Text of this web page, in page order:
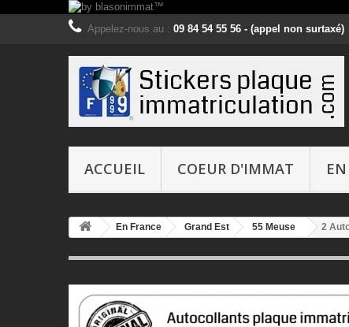
Appelez-nous au : 09 84 54 55 56 - (appel non surtaxé)
ACCUEIL COEUR D'IMMAT
En France Grand Est 55 Meuse 2